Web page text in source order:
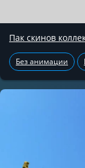
Пак скинов
Без анимации